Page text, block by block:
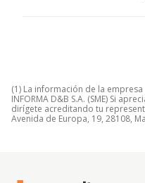
(1) La información de la
INFORMA D&B S.A. (SME) Si
dirígete acreditando tu
Avenida de Europa, 19, 28108,